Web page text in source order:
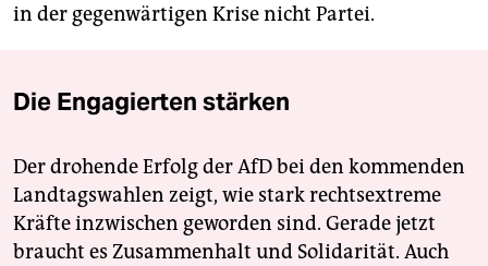
in der gegenwärtigen Krise nicht Partei.
Die Engagierten stärken
Der drohende Erfolg der AfD bei den kommenden
Landtagswahlen zeigt, wie stark rechtsextreme
Kräfte inzwischen geworden sind. Gerade jetzt
braucht es Zusammenhalt und Solidarität. Auch